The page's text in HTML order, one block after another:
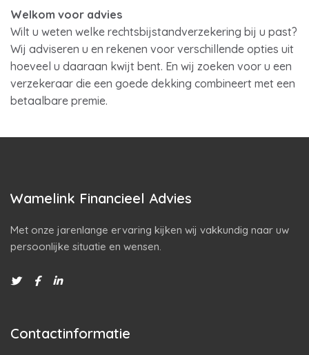
Welkom voor advies
Wilt u weten welke rechtsbijstandverzekering bij u past?
Wij adviseren u en rekenen voor verschillende opties uit
hoeveel u daaraan kwijt bent. En wij zoeken voor u een
verzekeraar die een goede dekking combineert met een
betaalbare premie.
Wamelink Financieel Advies
Met onze jarenlange ervaring kijken wij vakkundig naar uw
persoonlijke situatie en wensen.
Contactinformatie